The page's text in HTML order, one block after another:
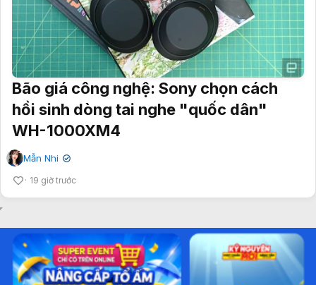
Bão giá công nghệ: Sony chọn cách
hồi sinh dòng tai nghe "quốc dân"
WH-1000XM4
Mẫn Nhi ✔
19 giờ trước